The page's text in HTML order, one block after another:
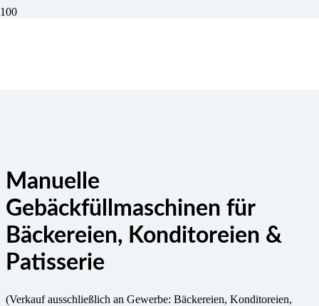
Manuelle
Gebäckfüllmaschinen für
Bäckereien, Konditoreien &
Patisserie
(Verkauf ausschließlich an Gewerbe: Bäckereien, Konditoreien,